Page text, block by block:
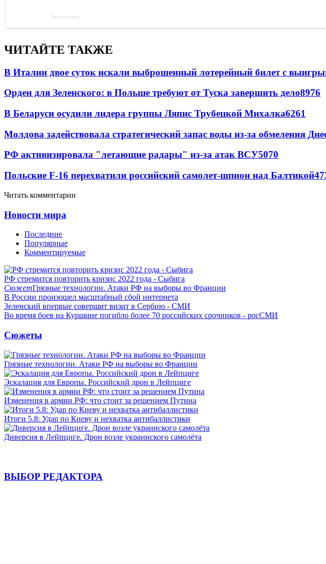
ЧИТАЙТЕ ТАКЖЕ
В Италии двое суток искали выброшенный лотерейный билет с
Орден для Зеленского: в Польше требуют от Туска завершить дело8976
В Беларуси осудили лидера группы Ляпис Трубецкой Михалка6261
Молдова задействовала стратегический запас воды из-за обмеления
РФ активизировала "летающие радары" из-за атак ВСУ5070
Польские F-16 перехватили российский самолет-шпион над Балтикой
Читать комментарии
Новости мира
Последние
Популярные
Комментируемые
РФ стремится повторить кризис 2022 года - Сыбига
СюжетГрязные технологии. Атаки РФ на выборы во Франции
В России произошел масштабный сбой интернета
Зеленский впервые совершит визит в Сербию - СМИ
Во время боев на Курщине погибло более 70 российских срочников - росСМИ
Сюжеты
Грязные технологии. Атаки РФ на выборы во Франции
Эскалация для Европы. Российский дрон в Лейпциге
Изменения в армии РФ: что стоит за решением Путина
Итоги 5.8: Удар по Киеву и нехватка антибаллистики
Диверсия в Лейпциге. Дрон возле украинского самолёта
ВЫБОР РЕДАКТОРА